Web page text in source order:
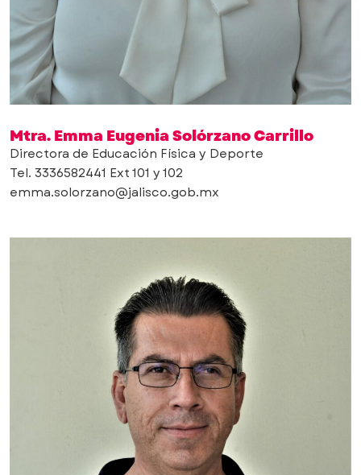
Mtra. Emma Eugenia Solórzano Carrillo
Directora de Educación Física y Deporte
Tel. 3336582441 Ext 101 y 102
emma.solorzano@jalisco.gob.mx